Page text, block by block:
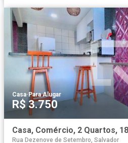
Casa·Para Alugar
R$ 3.750
Casa, Comércio, 2 Quartos,
Rua Dezenove de Setembro, Salvador